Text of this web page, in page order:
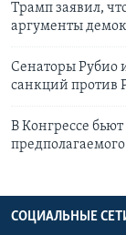
Трамп заявил,
аргументы
Сенаторы Рубио
санкций против
В Конгрессе бьют
СОЦИАЛЬНЫЕ